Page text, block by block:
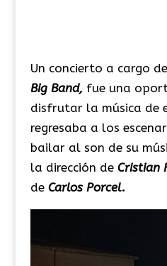
Un concierto a cargo
Big Band, fue una
disfrutar la música de
regresaba a los
bailar al son de su
la dirección de Cristian
de Carlos Porcel.